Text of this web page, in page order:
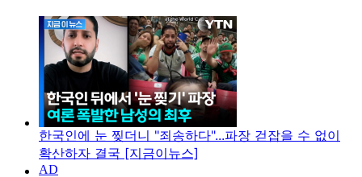
한국인에 눈 찢더니 "죄송하다"...파장 걷잡을 수 없이
확산하자 결국 [지금이뉴스]